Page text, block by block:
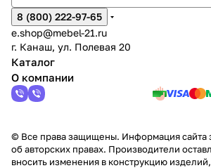
8 (800) 222-97-65
e.shop@mebel-21.ru
г. Канаш, ул. Полевая 20
Каталог
О компании
© Все права защищены. Информация сайта
об авторских правах. Производители
вносить изменения в конструкцию